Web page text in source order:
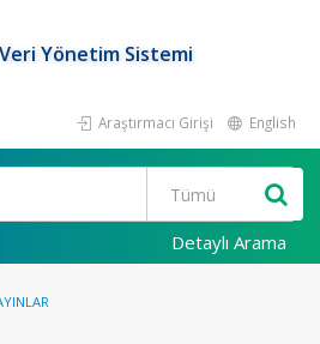
Yönetim Sistemi
Araştırmacı Girişi English
Detaylı Arama